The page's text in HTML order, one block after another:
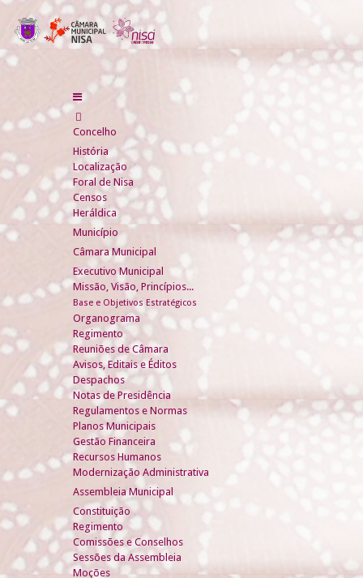
Concelho
História
Localização
Foral de Nisa
Censos
Heráldica
Município
Câmara Municipal
Executivo Municipal
Missão, Visão, Princípios...
Base e Objetivos Estratégicos
Organograma
Regimento
Reuniões de Câmara
Avisos, Editais e Éditos
Despachos
Notas de Presidência
Regulamentos e Normas
Planos Municipais
Gestão Financeira
Recursos Humanos
Modernização Administrativa
Assembleia Municipal
Constituição
Regimento
Comissões e Conselhos
Sessões da Assembleia
Moções